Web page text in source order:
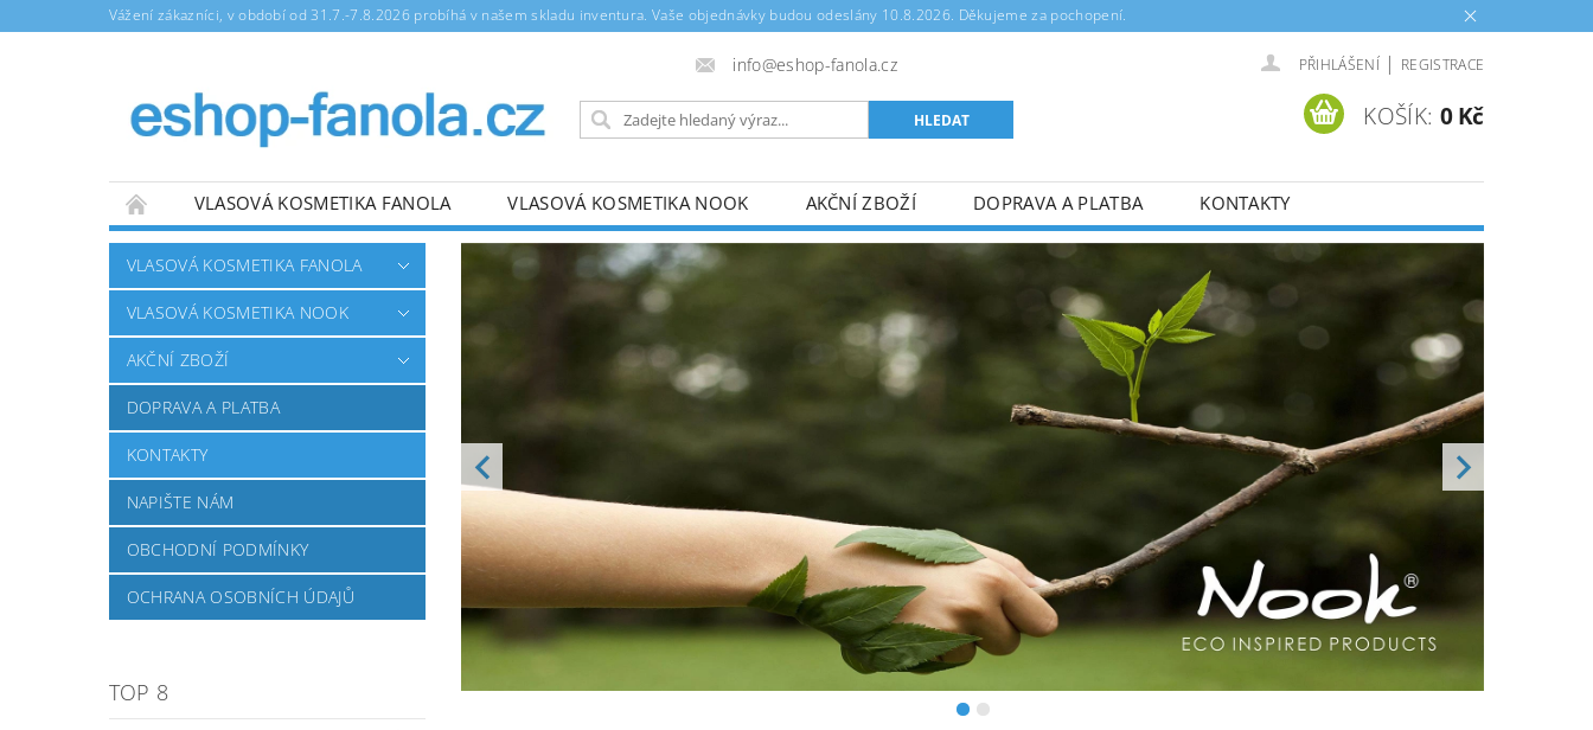
Vážení zákazníci, v období od 31.7.-7.8.2026 probíhá v našem skladu inventura. Vaše objednávky budou odeslány 10.8.2026. Děkujeme za pochopení.
info@eshop-fanola.cz PŘIHLÁŠENÍ | REGISTRACE
KOŠÍK: 0 Kč
VLASOVÁ KOSMETIKA FANOLA VLASOVÁ KOSMETIKA NOOK AKČNÍ ZBOŽÍ DOPRAVA A PLATBA
KONTAKTY
NAPIŠTE NÁM
OBCHODNÍ PODMÍNKY OCHRANA OSOBNÍCH ÚDAJŮ
VLASOVÁ KOSMETIKA FANOLA
VLASOVÁ KOSMETIKA NOOK
AKČNÍ ZBOŽÍ
DOPRAVA A PLATBA
KONTAKTY
NAPIŠTE NÁM
OBCHODNÍ PODMÍNKY
OCHRANA OSOBNÍCH ÚDAJŮ
TOP 8